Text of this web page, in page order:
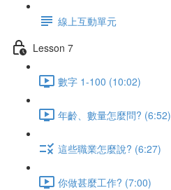
線上互動單元
Lesson 7
數字 1-100 (10:02)
年齡、數量怎麼問? (6:52)
這些職業怎麼說? (6:27)
你做甚麼工作? (7:00)